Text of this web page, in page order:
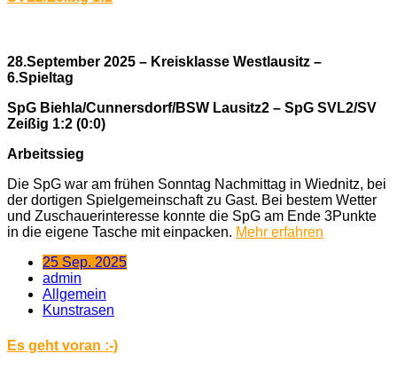
28.September 2025 – Kreisklasse Westlausitz –
6.Spieltag
SpG Biehla/Cunnersdorf/BSW Lausitz2 – SpG SVL2/SV
Zeißig 1:2 (0:0)
Arbeitssieg
Die SpG war am frühen Sonntag Nachmittag in Wiednitz, bei
der dortigen Spielgemeinschaft zu Gast. Bei bestem Wetter
und Zuschauerinteresse konnte die SpG am Ende 3Punkte
in die eigene Tasche mit einpacken. Mehr erfahren
25 Sep. 2025
admin
Allgemein
Kunstrasen
Es geht voran :-)